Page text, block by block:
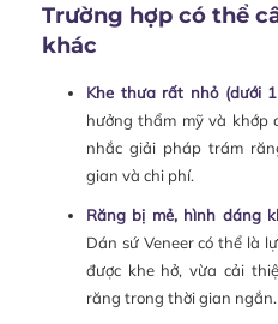
Trường hợp có thể
khác
Khe thưa rất nhỏ (dưới
hưởng thẩm mỹ và khớp
nhắc giải pháp trám
gian và chi phí.
Răng bị mẻ, hình dáng
Dán sứ Veneer có thể là
được khe hở, vừa cải
răng trong thời gian ngắn.